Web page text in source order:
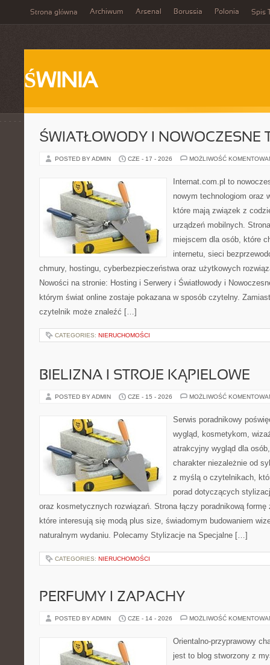
Strona główna Archiwum Arsenal Borussia Polonia Spis
ŚWINIA
ŚWIATŁOWODY I NOWOCZESNE
POSTED BY ADMIN CZE - 17 - 2026 MOŻLIWOŚĆ
Internat.com.pl to
nowym technologiom oraz
które mają związek z
urządzeń mobilnych.
miejscem dla osób, które
internetu, sieci
chmury, hostingu, cyberbezpieczeństwa oraz użytkowych
Nowości na stronie: Hosting i Serwery i Światłowody i
którym świat online zostaje pokazana w sposób czytelny.
czytelnik może znaleźć […]
CATEGORIES: NIERUCHOMOŚCI
BIELIZNA I STROJE KĄPIELOWE
POSTED BY ADMIN CZE - 15 - 2026 MOŻLIWOŚĆ
Serwis poradnikowy
wygląd, kosmetykom,
atrakcyjny wygląd dla
charakter niezależnie od
z myślą o czytelnikach,
porad dotyczących
oraz kosmetycznych rozwiązań. Strona łączy poradnikową
które interesują się modą plus size, świadomym budowaniem
naturalnym wydaniu. Polecamy Stylizacje na Specjalne […]
CATEGORIES: NIERUCHOMOŚCI
PERFUMY I ZAPACHY
POSTED BY ADMIN CZE - 14 - 2026 MOŻLIWOŚĆ
Orientalno-przyprawowy
jest to blog stworzony z